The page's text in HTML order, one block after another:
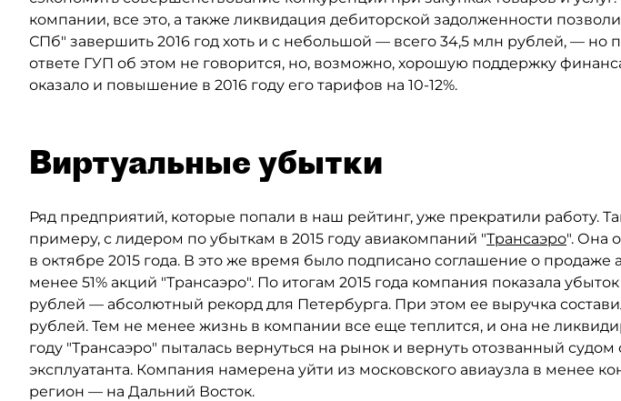
компании, все это, а также ликвидация дебиторской задолженности
СПб" завершить 2016 год хоть и с небольшой — всего 34,5 млн рублей, — но
ответе ГУП об этом не говорится, но, возможно, хорошую поддержку
оказало и повышение в 2016 году его тарифов на 10-12%.
Виртуальные убытки
Ряд предприятий, которые попали в наш рейтинг, уже прекратили работу.
примеру, с лидером по убыткам в 2015 году авиакомпаний "Трансаэро". Она
в октябре 2015 года. В это же время было подписано соглашение о продаже
менее 51% акций "Трансаэро". По итогам 2015 года компания показала
рублей — абсолютный рекорд для Петербурга. При этом ее выручка
рублей. Тем не менее жизнь в компании все еще теплится, и она не
году "Трансаэро" пыталась вернуться на рынок и вернуть отозванный судом
эксплуатанта. Компания намерена уйти из московского авиаузла в менее
регион — на Дальний Восток.